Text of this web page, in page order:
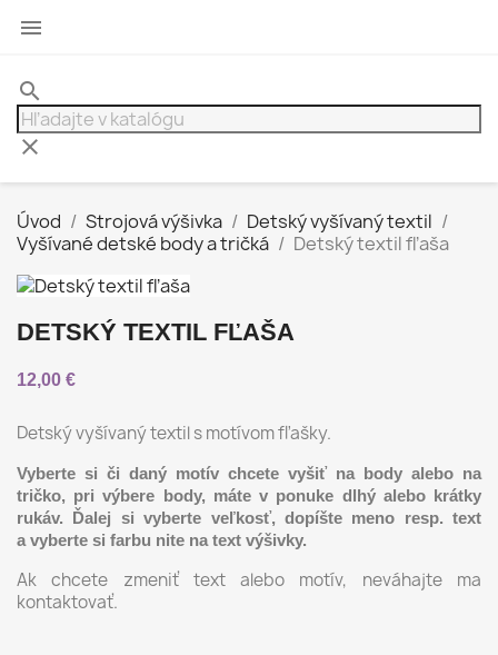

search
clear
Úvod Strojová výšivka
Detský vyšívaný textil
Vyšívané detské body a tričká
Detský textil fľaša
DETSKÝ TEXTIL FĽAŠA
12,00 €
Detský vyšívaný textil s motívom fľašky.
Vyberte si či daný motív chcete vyšiť na body alebo na
tričko, pri výbere body, máte v ponuke dlhý alebo krátky
rukáv. Ďalej si vyberte veľkosť, dopíšte meno resp. text
a vyberte si farbu nite na text výšivky.
Ak chcete zmeniť text alebo motív, neváhajte ma
kontaktovať.